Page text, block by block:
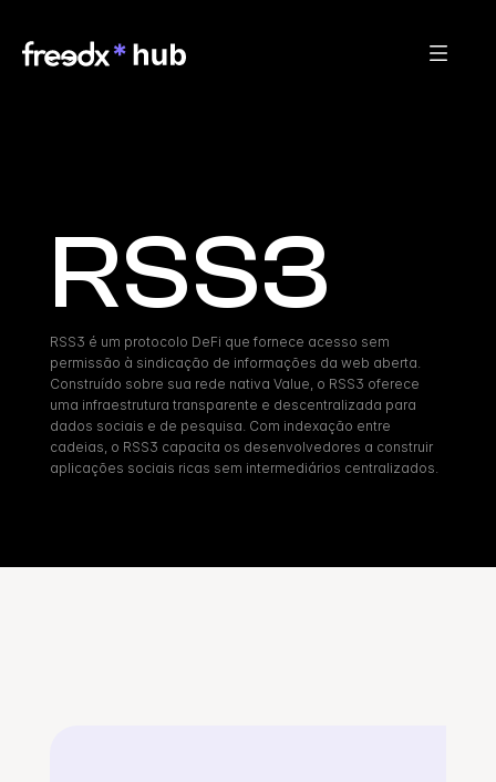
RSS3
RSS3 é um protocolo DeFi que fornece acesso sem
permissão à sindicação de informações da web aberta.
Construído sobre sua rede nativa Value, o RSS3 oferece
uma infraestrutura transparente e descentralizada para
dados sociais e de pesquisa. Com indexação entre
cadeias, o RSS3 capacita os desenvolvedores a construir
aplicações sociais ricas sem intermediários centralizados.